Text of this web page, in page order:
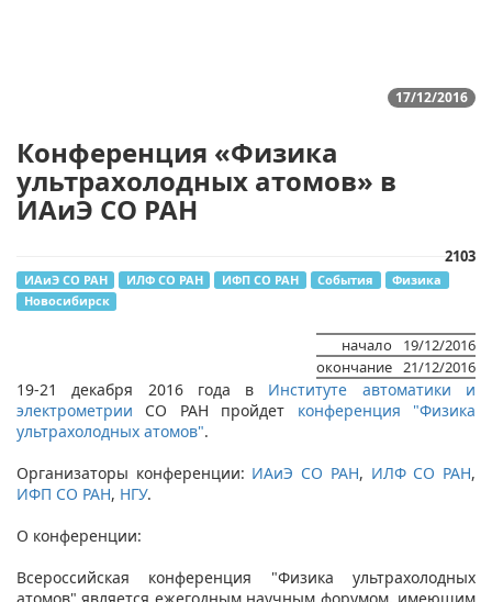
17/12/2016
Конференция «Физика
ультрахолодных атомов» в
ИАиЭ СО РАН
2103
ИАиЭ СО РАН ИЛФ СО РАН ИФП СО РАН События
Физика
Новосибирск
начало
19/12/2016
окончание
21/12/2016
19-21 декабря 2016 года в Институте автоматики и
электрометрии СО РАН пройдет конференция "Физика
ультрахолодных атомов".
Организаторы конференции: ИАиЭ СО РАН, ИЛФ СО РАН,
ИФП СО РАН, НГУ.
О конференции:
Всероссийская конференция "Физика ультрахолодных
атомов" является ежегодным научным форумом, имеющим